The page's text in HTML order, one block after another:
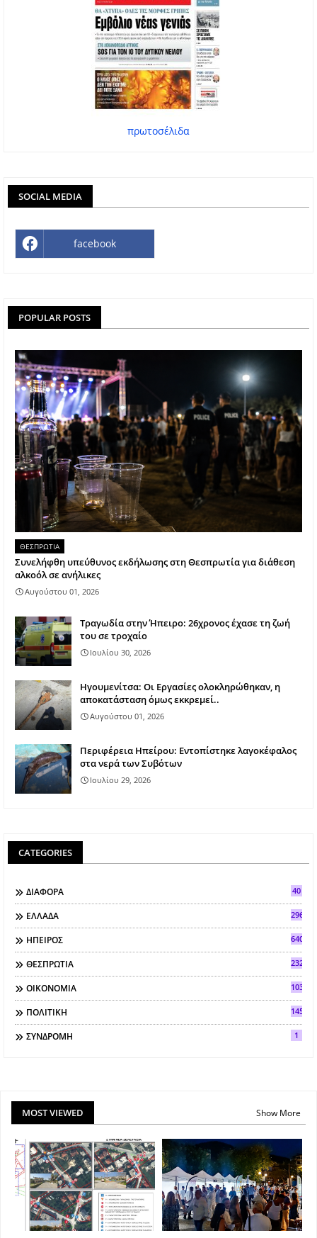
πρωτοσέλιδα
SOCIAL MEDIA
facebook
POPULAR POSTS
ΘΕΣΠΡΩΤΙΑ
Συνελήφθη υπεύθυνος εκδήλωσης στη Θεσπρωτία για διάθεση
αλκοόλ σε ανήλικες
Αυγούστου 01, 2026
Τραγωδία στην Ήπειρο: 26χρονος έχασε τη ζωή
του σε τροχαίο
Ιουλίου 30, 2026
Ηγουμενίτσα: Οι Εργασίες ολοκληρώθηκαν, η
αποκατάσταση όμως εκκρεμεί..
Αυγούστου 01, 2026
Περιφέρεια Ηπείρου: Εντοπίστηκε λαγοκέφαλος
στα νερά των Συβότων
Ιουλίου 29, 2026
CATEGORIES
ΔΙΑΦΟΡΑ 40
ΕΛΛΑΔΑ 296
ΗΠΕΙΡΟΣ 640
ΘΕΣΠΡΩΤΙΑ 2321
ΟΙΚΟΝΟΜΙΑ 103
ΠΟΛΙΤΙΚΗ 145
ΣΥΝΔΡΟΜΗ 1
MOST VIEWED Show More